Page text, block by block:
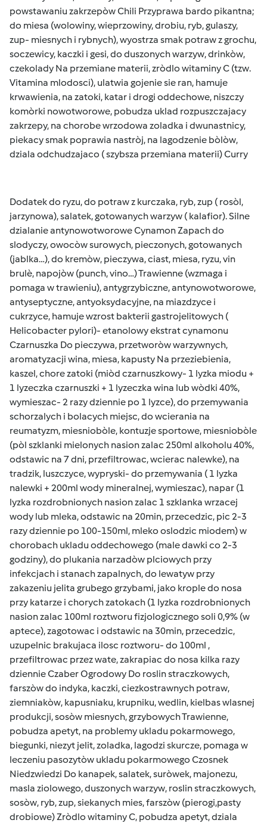
powstawaniu zakrzepòw Chili Przyprawa bardo pikantna;
do miesa (wolowiny, wieprzowiny, drobiu, ryb, gulaszy,
zup- miesnych i rybnych), wyostrza smak potraw z grochu,
soczewicy, kaczki i gesi, do duszonych warzyw, drinkòw,
czekolady Na przemiane materii, zròdlo witaminy C (tzw.
Vitamina mlodosci), ulatwia gojenie sie ran, hamuje
krwawienia, na zatoki, katar i drogi oddechowe, niszczy
komòrki nowotworowe, pobudza uklad rozpuszczajacy
zakrzepy, na chorobe wrzodowa zoladka i dwunastnicy,
piekacy smak poprawia nastròj, na lagodzenie bòlòw,
dziala odchudzajaco ( szybsza przemiana materii) Curry
Dodatek do ryzu, do potraw z kurczaka, ryb, zup ( rosòl,
jarzynowa), salatek, gotowanych warzyw ( kalafior). Silne
dzialanie antynowotworowe Cynamon Zapach do
slodyczy, owocòw surowych, pieczonych, gotowanych
(jablka…), do kremòw, pieczywa, ciast, miesa, ryzu, vin
brulè, napojòw (punch, vino…) Trawienne (wzmaga i
pomaga w trawieniu), antygrzybiczne, antynowotworowe,
antyseptyczne, antyoksydacyjne, na miazdzyce i
cukrzyce, hamuje wzrost bakterii gastrojelitowych (
Helicobacter pylori)- etanolowy ekstrat cynamonu
Czarnuszka Do pieczywa, przetworòw warzywnych,
aromatyzacji wina, miesa, kapusty Na przeziebienia,
kaszel, chore zatoki (miòd czarnuszkowy- 1 lyzka miodu +
1 lyzeczka czarnuszki + 1 lyzeczka wina lub wòdki 40%,
wymieszac- 2 razy dziennie po 1 lyzce), do przemywania
schorzalych i bolacych miejsc, do wcierania na
reumatyzm, miesniobòle, kontuzje sportowe, miesniobòle
(pòl szklanki mielonych nasion zalac 250ml alkoholu 40%,
odstawic na 7 dni, przefiltrowac, wcierac nalewke), na
tradzik, luszczyce, wypryski- do przemywania ( 1 lyzka
nalewki + 200ml wody mineralnej, wymieszac), napar (1
lyzka rozdrobnionych nasion zalac 1 szklanka wrzacej
wody lub mleka, odstawic na 20min, przecedzic, pic 2-3
razy dziennie po 100-150ml, mleko oslodzic miodem) w
chorobach ukladu oddechowego (male dawki co 2-3
godziny), do plukania narzadòw plciowych przy
infekcjach i stanach zapalnych, do lewatyw przy
zakazeniu jelita grubego grzybami, jako krople do nosa
przy katarze i chorych zatokach (1 lyzka rozdrobnionych
nasion zalac 100ml roztworu fizjologicznego soli 0,9% (w
aptece), zagotowac i odstawic na 30min, przecedzic,
uzupelnic brakujaca ilosc roztworu- do 100ml ,
przefiltrowac przez wate, zakrapiac do nosa kilka razy
dziennie Czaber Ogrodowy Do roslin straczkowych,
farszòw do indyka, kaczki, ciezkostrawnych potraw,
ziemniakòw, kapusniaku, krupniku, wedlin, kielbas wlasnej
produkcji, sosòw miesnych, grzybowych Trawienne,
pobudza apetyt, na problemy ukladu pokarmowego,
biegunki, niezyt jelit, zoladka, lagodzi skurcze, pomaga w
leczeniu pasozytòw ukladu pokarmowego Czosnek
Niedzwiedzi Do kanapek, salatek, suròwek, majonezu,
masla ziolowego, duszonych warzyw, roslin straczkowych,
sosòw, ryb, zup, siekanych mies, farszòw (pierogi,pasty
drobiowe) Zròdlo witaminy C, pobudza apetyt, dziala